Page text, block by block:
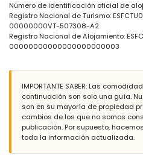
160 cm)
baño en suite con lavabo
baño en suite con lavabo individual,
baño con lavabo individual,
parcela vallada
piscina privada de 9.6m x 3.5m
maravilloso jardín con césped,
con hamacas
2 terrazas cubiertas
barbacoa
ducha exterior
zona de estar y comedor al aire libre
2 plazas de aparcamiento
Número de identificación oficial de
Registro Nacional de Turismo:
00000000VT-507308-A2
Registro Nacional de Alojamiento:
00000000000000000000003
IMPORTANTE SABER: Las
continuación son solo una guía.
son en su mayoría de propiedad
cambios de los que no somos
publicación. Por supuesto,
toda la información actualizada.